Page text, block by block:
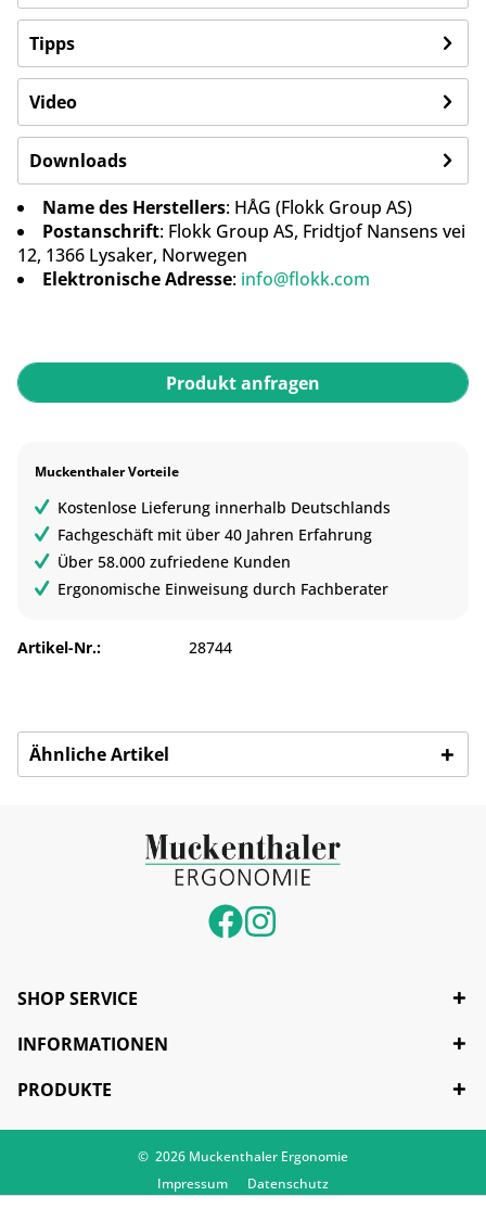
Tipps
Video
Downloads
Name des Herstellers: HÅG (Flokk Group AS)
Postanschrift: Flokk Group AS, Fridtjof Nansens vei
12, 1366 Lysaker, Norwegen
Elektronische Adresse: info@flokk.com
Produkt anfragen
Muckenthaler Vorteile
Kostenlose Lieferung innerhalb Deutschlands
Fachgeschäft mit über 40 Jahren Erfahrung
Über 58.000 zufriedene Kunden
Ergonomische Einweisung durch Fachberater
Artikel-Nr.: 28744
Ähnliche Artikel
SHOP SERVICE
INFORMATIONEN
PRODUKTE
© 2026 Muckenthaler Ergonomie
Impressum
Datenschutz